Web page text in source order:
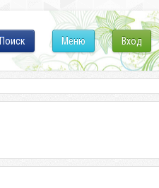
Вход
Меню
Поиск